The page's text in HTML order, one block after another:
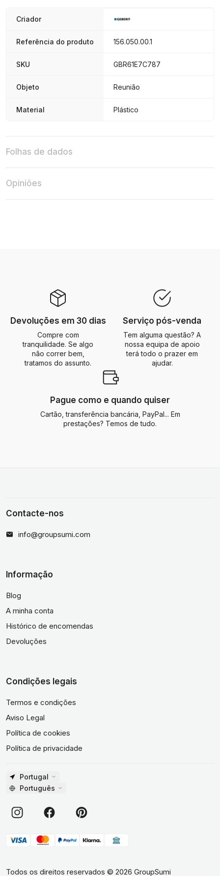
Criador
Referência do produto 156.050.00.1
SKU GBR61E7C787
Objeto Reunião
Material Plástico
Folhas de dados
Opiniões
Devoluções em 30 dias
Compre com
tranquilidade. Se algo
não correr bem,
tratamos do assunto.
Serviço pós-venda
Tem alguma questão? A
nossa equipa de apoio
terá todo o prazer em
ajudar.
Pague como e quando quiser
Cartão, transferência bancária, PayPal... Em
prestações? Temos de tudo.
Contacte-nos
info@groupsumi.com
Informação
Blog
A minha conta
Histórico de encomendas
Devoluções
Condições legais
Termos e condições
Aviso Legal
Política de cookies
Política de privacidade
Portugal
Português
Todos os direitos reservados © 2026 GroupSumi